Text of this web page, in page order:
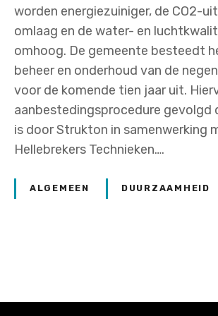
worden energiezuiniger, de CO2-
omlaag en de water- en
omhoog. De gemeente besteedt
beheer en onderhoud van de
voor de komende tien jaar uit.
aanbestedingsprocedure gevolgd
is door Strukton in samenwerking
Hellebrekers Technieken….
ALGEMEEN DUURZAAMHEID
o